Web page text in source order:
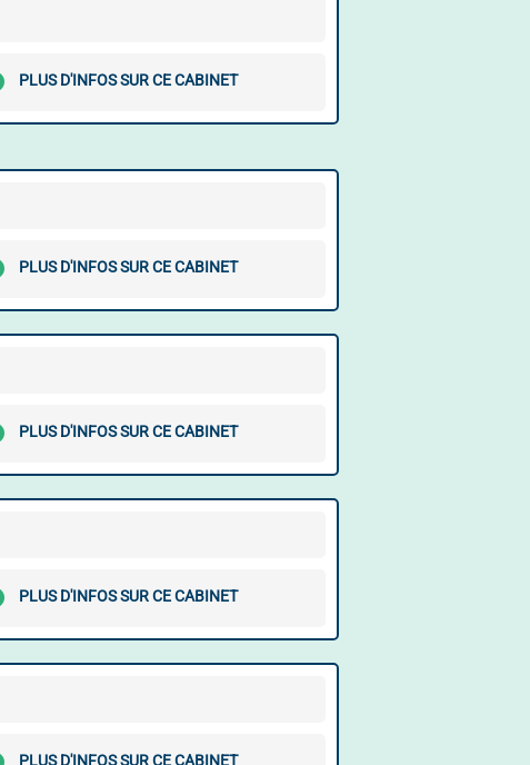
PLUS D'INFOS SUR CE CABINET
PLUS D'INFOS SUR CE CABINET
PLUS D'INFOS SUR CE CABINET
PLUS D'INFOS SUR CE CABINET
PLUS D'INFOS SUR CE CABINET